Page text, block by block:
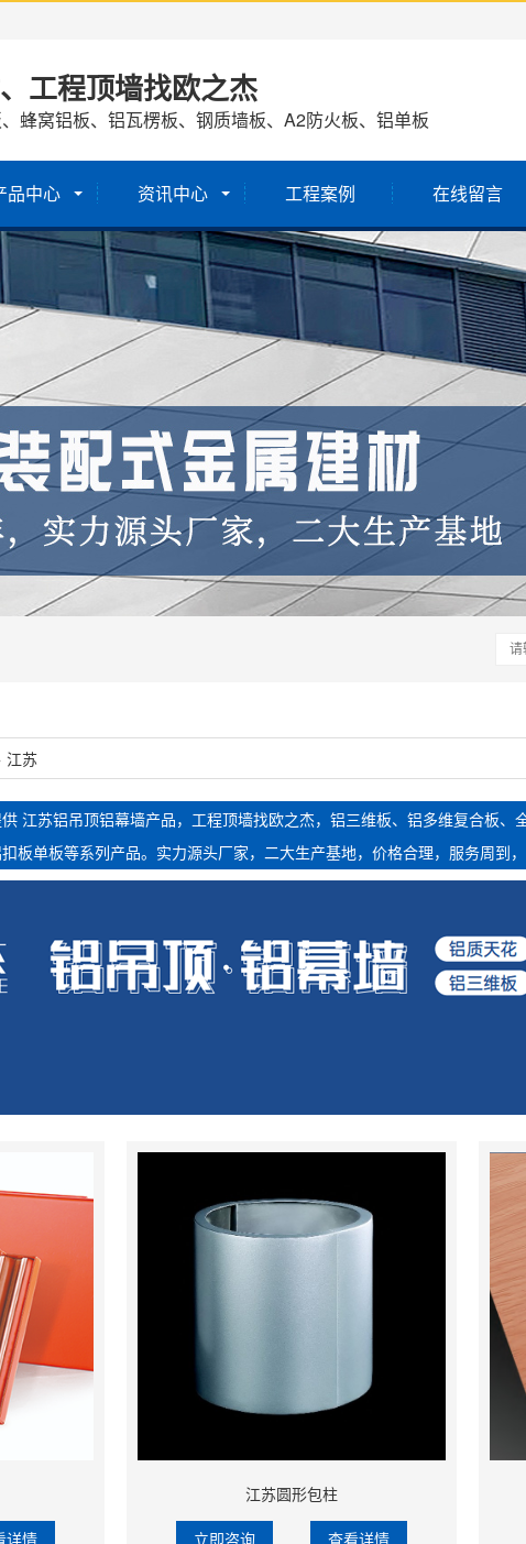
工程顶墙找欧之杰
蜂窝铝板、铝瓦楞板、钢质墙板、A2防火板、铝单板
品中心 资讯中心 工程案例 在线留言
江苏
江苏铝吊顶铝幕墙产品，工程顶墙找欧之杰，铝三维板、铝多维复合板、
板单板等系列产品。实力源头厂家，二大生产基地，价格合理，服务周到，
详情
江苏圆形包柱
立即咨询 查看详情